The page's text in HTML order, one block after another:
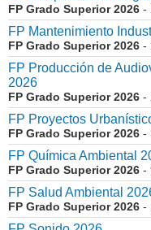
FP Grado Superior 2026 -
FP Mantenimiento
FP Grado Superior 2026 -
FP Producción de
2026
FP Grado Superior 2026 -
FP Proyectos
FP Grado Superior 2026 -
FP Química Ambiental
FP Grado Superior 2026 -
FP Salud Ambiental
FP Grado Superior 2026 -